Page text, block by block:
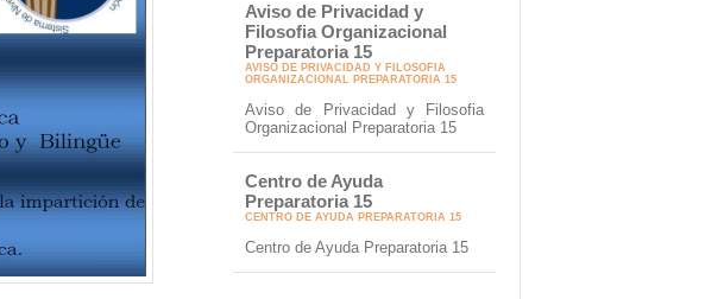
Aviso de Privacidad y
Filosofia Organizacional
Preparatoria 15
AVISO DE PRIVACIDAD Y FILOSOFIA
ORGANIZACIONAL PREPARATORIA 15
Aviso de Privacidad y Filosofia
Organizacional Preparatoria 15
Centro de Ayuda
Preparatoria 15
CENTRO DE AYUDA PREPARATORIA 15
Centro de Ayuda Preparatoria 15